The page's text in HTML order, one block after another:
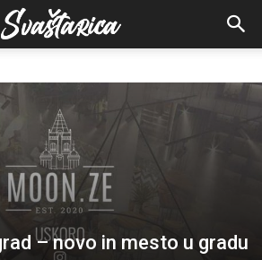
– novo in mesto u gradu